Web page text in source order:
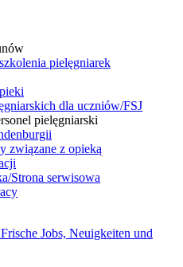
pielęgniarek
dla uczniów/FSJ
pielęgniarski
związane z opieką
Strona serwisowa
Frische Jobs, Neuigkeiten und